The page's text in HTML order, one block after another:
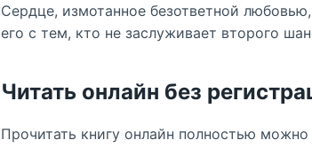
Сердце, измотанное безответной
его с тем, кто не заслуживает второго
Читать онлайн без
Прочитать книгу онлайн полностью